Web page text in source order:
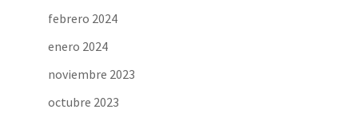
febrero 2024
enero 2024
noviembre 2023
octubre 2023